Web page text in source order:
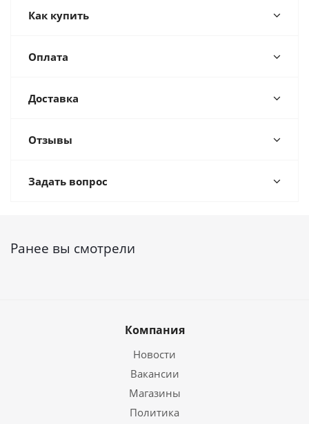
Как купить
Оплата
Доставка
Отзывы
Задать вопрос
Ранее вы смотрели
Компания
Новости
Вакансии
Магазины
Политика